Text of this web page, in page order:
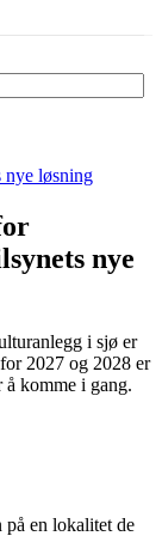
nye løsning
nye
i sjø er
2027 og 2028 er
komme i gang.
en lokalitet de